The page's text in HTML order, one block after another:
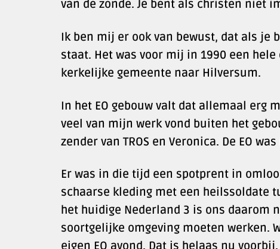
van de zonde. Je bent als christen niet
Ik ben mij er ook van bewust, dat als je
staat. Het was voor mij in 1990 een
kerkelijke gemeente naar Hilversum.
In het EO gebouw valt dat allemaal erg
veel van mijn werk vond buiten het
zender van TROS en Veronica. De EO
Er was in die tijd een spotprent in
schaarse kleding met een heilssoldate
het huidige Nederland 3 is ons daarom
soortgelijke omgeving moeten werken.